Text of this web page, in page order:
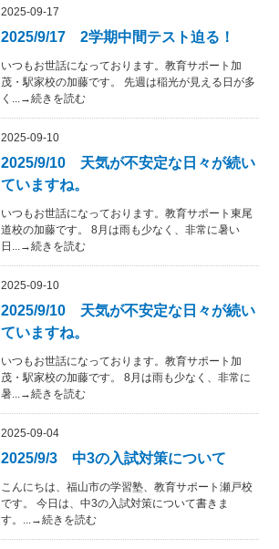
2025-09-17
2025/9/17 2学期中間テスト迫る！
いつもお世話になっております。教育サポート加
茂・駅家校の加藤です。 先週は稲光が見える日が多
く...→続きを読む
2025-09-10
2025/9/10 天気が不安定な日々が続い
ていますね。
いつもお世話になっております。教育サポート東尾
道校の加藤です。 8月は雨も少なく、非常に暑い
日...→続きを読む
2025-09-10
2025/9/10 天気が不安定な日々が続い
ていますね。
いつもお世話になっております。教育サポート加
茂・駅家校の加藤です。 8月は雨も少なく、非常に
暑...→続きを読む
2025-09-04
2025/9/3 中3の入試対策について
こんにちは、福山市の学習塾、教育サポート瀬戸校
です。 今日は、中3の入試対策について書きま
す。...→続きを読む